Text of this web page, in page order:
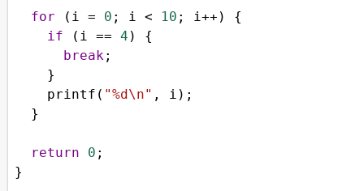
for ( i = 0 ; i < 10 ; i++ ) {
if ( i == 4 ) {
break;
}
printf ( "%d\n" , i );
  }
return 0 ;
}